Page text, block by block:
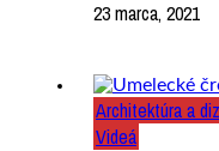
23 marca, 2021
Architektúra a
Videá